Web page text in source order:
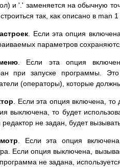
и '.' заменяется на обычную
так, как описано в man 1
. Если эта опция
параметров
. Если эта опция
при запуске программы.
(операторы), которые
. Если эта опция включена,
выключена, то будет
не задан, будет
. Если эта опция
Если опция выключена,
не задана,